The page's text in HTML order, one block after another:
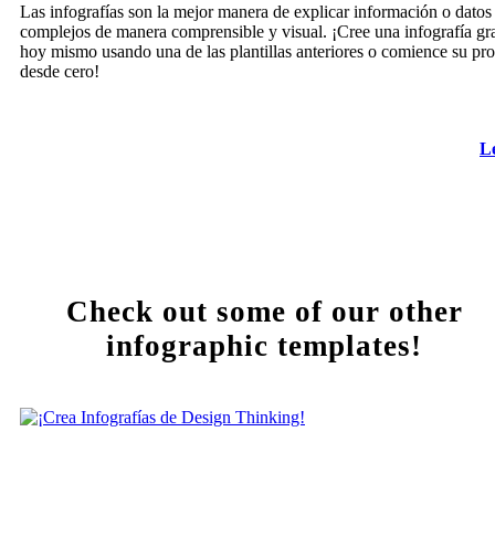
Las infografías son la mejor manera de explicar información o datos
complejos de manera comprensible y visual. ¡Cree una infografía
hoy mismo usando una de las plantillas anteriores o comience su
desde cero!
Check out some of our other
infographic templates!